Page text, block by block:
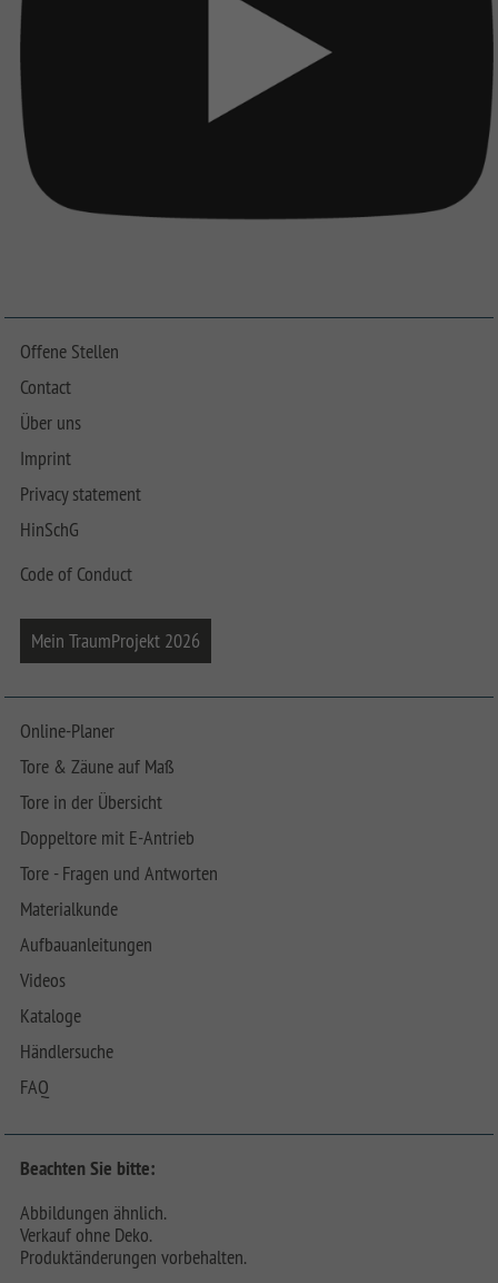
Offene Stellen
Contact
Über uns
Imprint
Privacy statement
HinSchG
Code of Conduct
Mein TraumProjekt 2026
Online-Planer
Tore & Zäune auf Maß
Tore in der Übersicht
Doppeltore mit E-Antrieb
Tore - Fragen und Antworten
Materialkunde
Aufbauanleitungen
Videos
Kataloge
Händlersuche
FAQ
Beachten Sie bitte:
Abbildungen ähnlich.
Verkauf ohne Deko.
Produktänderungen vorbehalten.